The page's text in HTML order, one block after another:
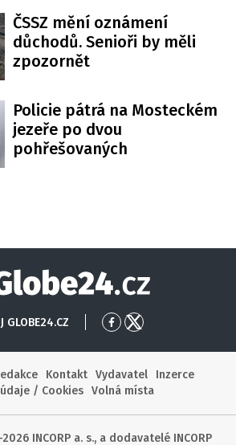
ČSSZ mění oznámení
důchodů. Senioři by měli
zpozornět
Policie pátrá na Mosteckém
jezeře po dvou
pohřešovaných
Globe24
GLOBE24.CZ
Přejít
Facebook
Přejít
X
Kontakt Vydavatel
Inzerce
/ Cookies
Volná místa
INCORP a. s., a dodavatelé INCORP